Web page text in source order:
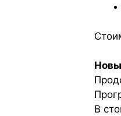
В